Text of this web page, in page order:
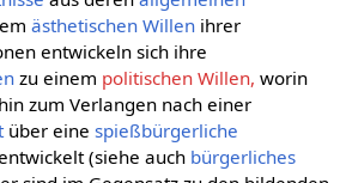
ästhetischen Willenihrer
entwickeln sich ihre
zu einem politischen Willen, worin
zum Verlangen nach einer
über eine spießbürgerliche
(siehe auch bürgerliches